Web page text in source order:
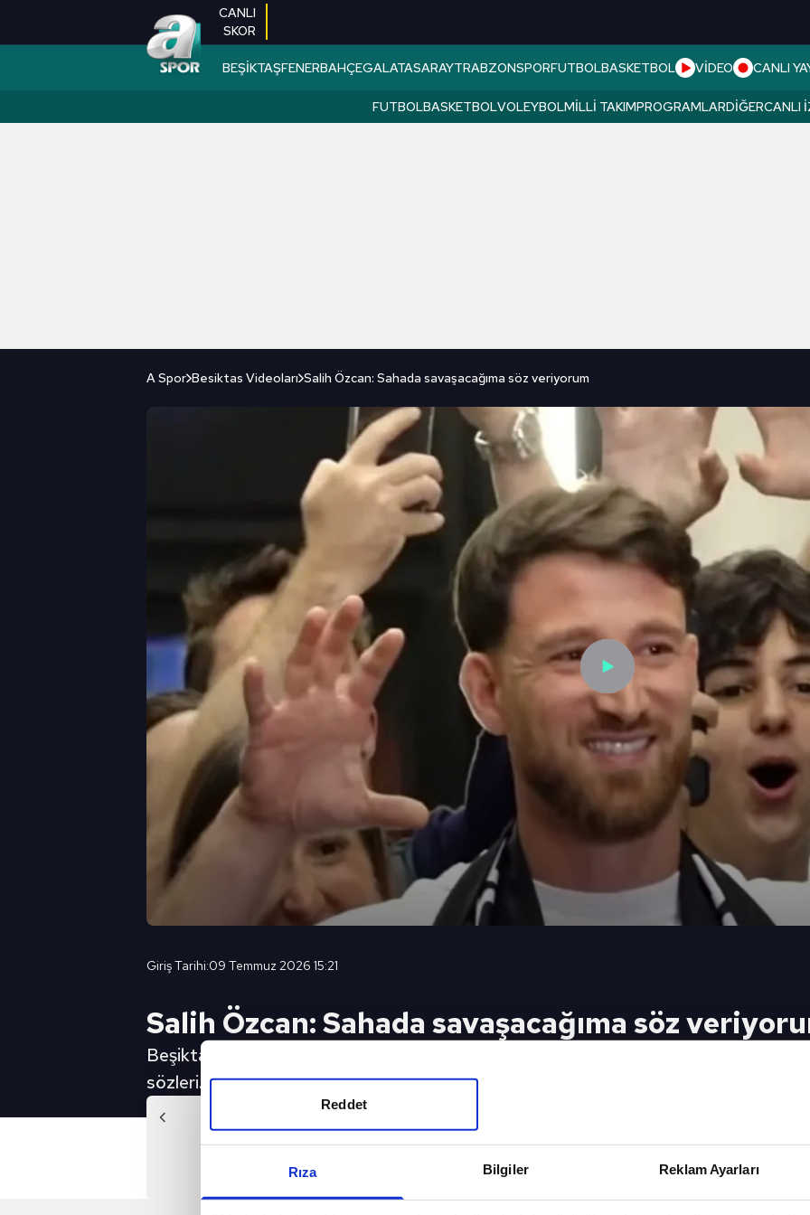
Rıza Bilgiler Reklam Ayarları
Reddet
CANLI
SKOR
BEŞİKTAŞFENERBAHÇEGALATASARAYTRABZONSPORFUTBOLBASKETBOL VİDEO CANLI
FUTBOLBASKETBOLVOLEYBOLMILLI TAKIMPROGRAMLARDIĞERCANLI
A Spor Besiktas Videoları Salih Özcan: Sahada savaşacağıma söz veriyorum
Giriş Tarihi:09 Temmuz 2026 15:21
Salih Özcan: Sahada savaşacağıma söz
Beşiktaş'ın yeni transferi Salih Özcan, siyah-beyazlılar için İstanbul'a geldi. İşe milli
sözleri...
büyük bir